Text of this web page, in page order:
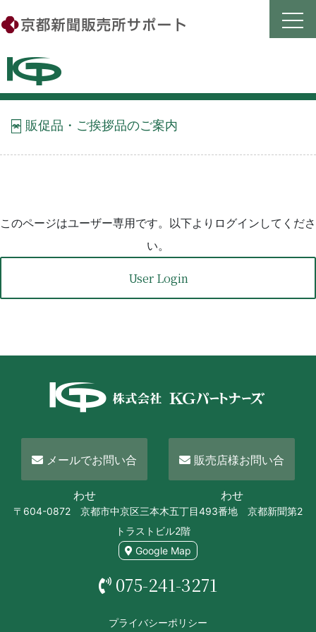
to
content
販促品・ご挨拶品のご案内
このページはユーザー専用です。以下よりログインしてくださ
い。
User Login
メールでお問い合
わせ
販売店様お問い合
わせ
〒604-0872 京都市中京区三本木五丁目493番地 京都新聞第2
トラストビル2階
Google Map
075-241-3271
プライバシーポリシー